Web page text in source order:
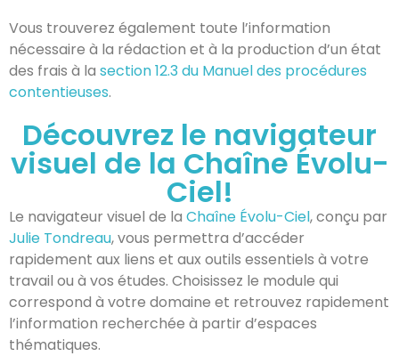
Vous trouverez également toute l’information
nécessaire à la rédaction et à la production d’un état
des frais à la section 12.3 du Manuel des procédures
contentieuses.
Découvrez le navigateur
visuel de la Chaîne Évolu-
Ciel!
Le navigateur visuel de la Chaîne Évolu-Ciel, conçu par
Julie Tondreau, vous permettra d’accéder
rapidement aux liens et aux outils essentiels à votre
travail ou à vos études. Choisissez le module qui
correspond à votre domaine et retrouvez rapidement
l’information recherchée à partir d’espaces
thématiques.